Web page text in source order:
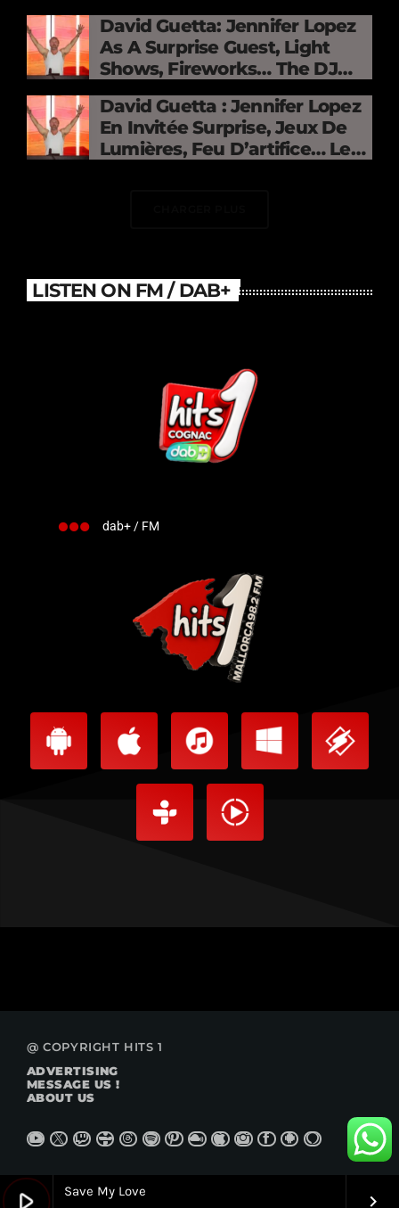
play_arrow
Save My Love
keyboard_arrow_right
David Guetta: Jennifer Lopez
As A Surprise Guest, Light
Shows, Fireworks… The DJ
Electrifies The Stade De
France
David Guetta : Jennifer Lopez
En Invitée Surprise, Jeux De
Lumières, Feu D’artifice… Le
LISTEN ON FM / DAB+
dab+ / FM
@ COPYRIGHT HITS 1
ADVERTISING
MESSAGE US !
ABOUT US